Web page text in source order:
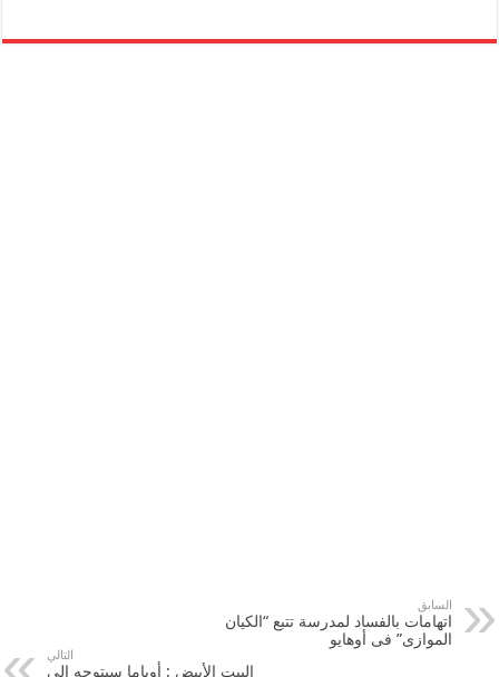
السابق
اتهامات بالفساد لمدرسة تتبع “الكيان
الموازى” فى أوهايو
التالي
البيت الأبيض : أوباما سيتوجه إلى